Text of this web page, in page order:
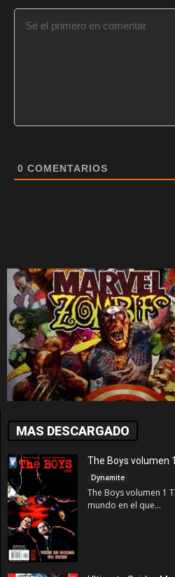
0 COMENTARIOS
MAS DESCARGADO
The Boys volumen
Dynamite
The Boys volumen 1
mundo en el que...